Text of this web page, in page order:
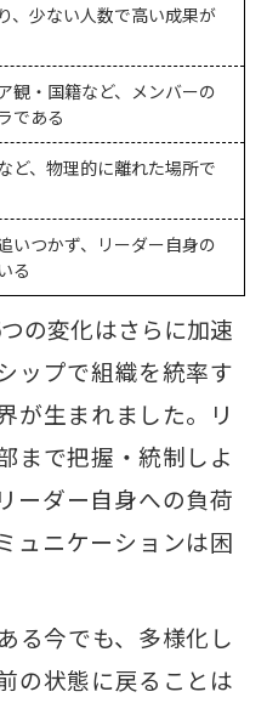
、少ない人数で高い成果が
観・国籍など、メンバーの
である
ど、物理的に離れた場所で
いつかず、リーダー自身の
る
の変化はさらに加速
ップで組織を統率す
が生まれました。リ
まで把握・統制しよ
ーダー自身への負荷
ュニケーションは困
る今でも、多様化し
の状態に戻ることは